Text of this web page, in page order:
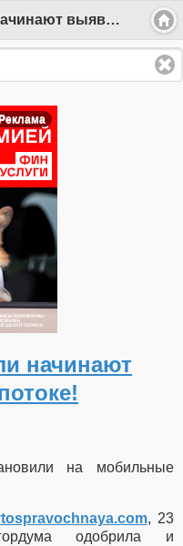
Шумные автомобили начинают выявлять прямо в потоке!
начинают
на мобильные
, 23
одобрила и